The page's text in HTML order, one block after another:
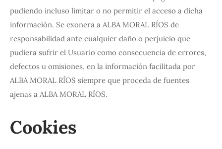
pudiendo incluso limitar o no permitir el acceso a dicha
información. Se exonera a ALBA MORAL RÍOS de
responsabilidad ante cualquier daño o perjuicio que
pudiera sufrir el Usuario como consecuencia de errores,
defectos u omisiones, en la información facilitada por
ALBA MORAL RÍOS siempre que proceda de fuentes
ajenas a ALBA MORAL RÍOS.
Cookies